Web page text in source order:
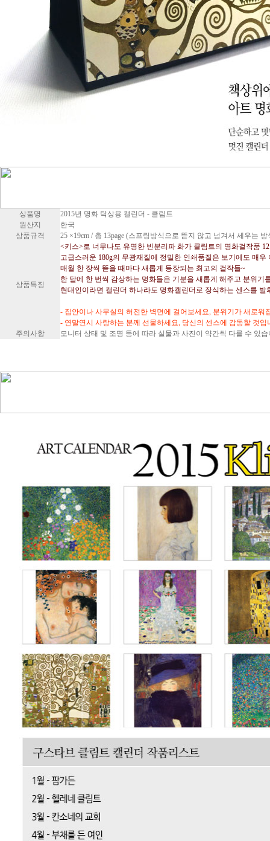
상품명
2015년 명화 탁상용 캘린더 - 클림트
원산지
한국
상품규격
25 ×19cm / 총 13page (스프링방식으로 뜯지 않고 넘겨서 세우는 방
상품특징
<키스>로 너무나도 유명한 빈분리파 화가 클림트의 명화걸작품
고급스러운 180g의 무광재질에 정밀한 인쇄품질은 보기에도 매
매월 한 장씩 뜯을 때마다 새롭게 등장되는 최고의 걸작들~
한 달에 한 번씩 감상하는 명화들은 기분을 새롭게 해주고 분위기
현대인이라면 캘린더 하나라도 명화캘린더로 장식하는 센스를
- 집안이나 사무실의 허전한 벽면에 걸어보세요, 분위기가 새로워
- 연말연시 사랑하는 분께 선물하세요, 당신의 센스에 감동할 것입
주의사항
모니터 상태 및 조명 등에 따라 실물과 사진이 약간씩 다를 수 있습